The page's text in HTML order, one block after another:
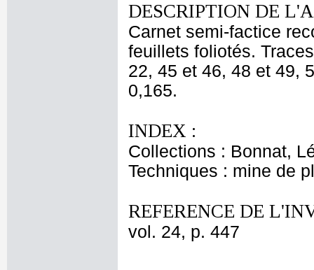
DESCRIPTION DE
Carnet semi-factice
feuillets foliotés.
22, 45 et 46, 48 et 49,
0,165.
INDEX :
Collections : Bonnat,
Techniques : mine de
REFERENCE DE
vol. 24, p. 447